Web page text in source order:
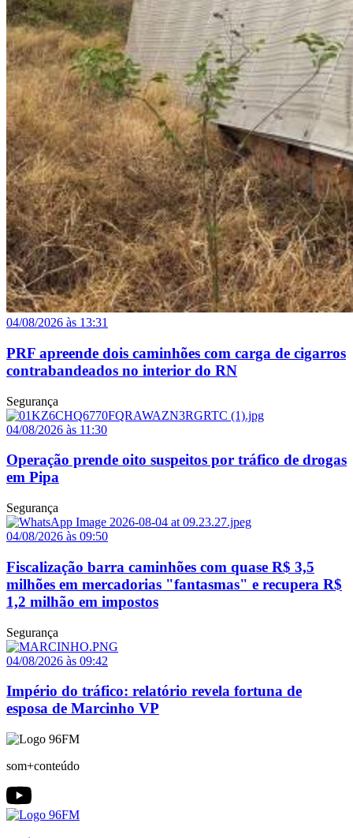
04/08/2026 às 13:31
PRF apreende dois caminhões com carga de cigarros
contrabandeados no interior do RN
Segurança
04/08/2026 às 11:30
Operação prende oito suspeitos por tráfico de drogas
em Pipa
Segurança
04/08/2026 às 09:50
Fiscalização barra caminhões com quase R$ 3,5
milhões em mercadorias "fantasmas" e recupera R$
1,2 milhão em impostos
Segurança
04/08/2026 às 09:42
Império do tráfico: relatório revela fortuna de
esposa de Marcinho VP
som+conteúdo